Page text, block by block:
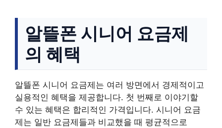
알뜰폰 시니어 요금제
의 혜택
알뜰폰 시니어 요금제는 여러 방면에서 경제적이고
실용적인 혜택을 제공합니다. 첫 번째로 이야기할
수 있는 혜택은 합리적인 가격입니다. 시니어 요금
제는 일반 요금제들과 비교했을 때 평균적으로